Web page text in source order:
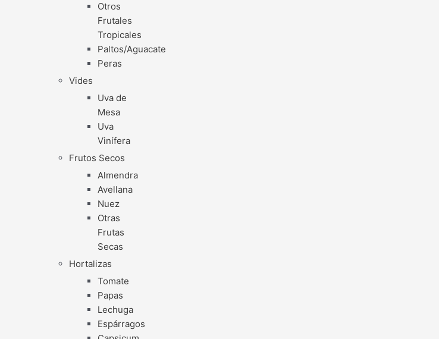
Otros
Frutales
Tropicales
Paltos/Aguacate
Peras
Vides
Uva de
Mesa
Uva
Vinífera
Frutos Secos
Almendra
Avellana
Nuez
Otras
Frutas
Secas
Hortalizas
Tomate
Papas
Lechuga
Espárragos